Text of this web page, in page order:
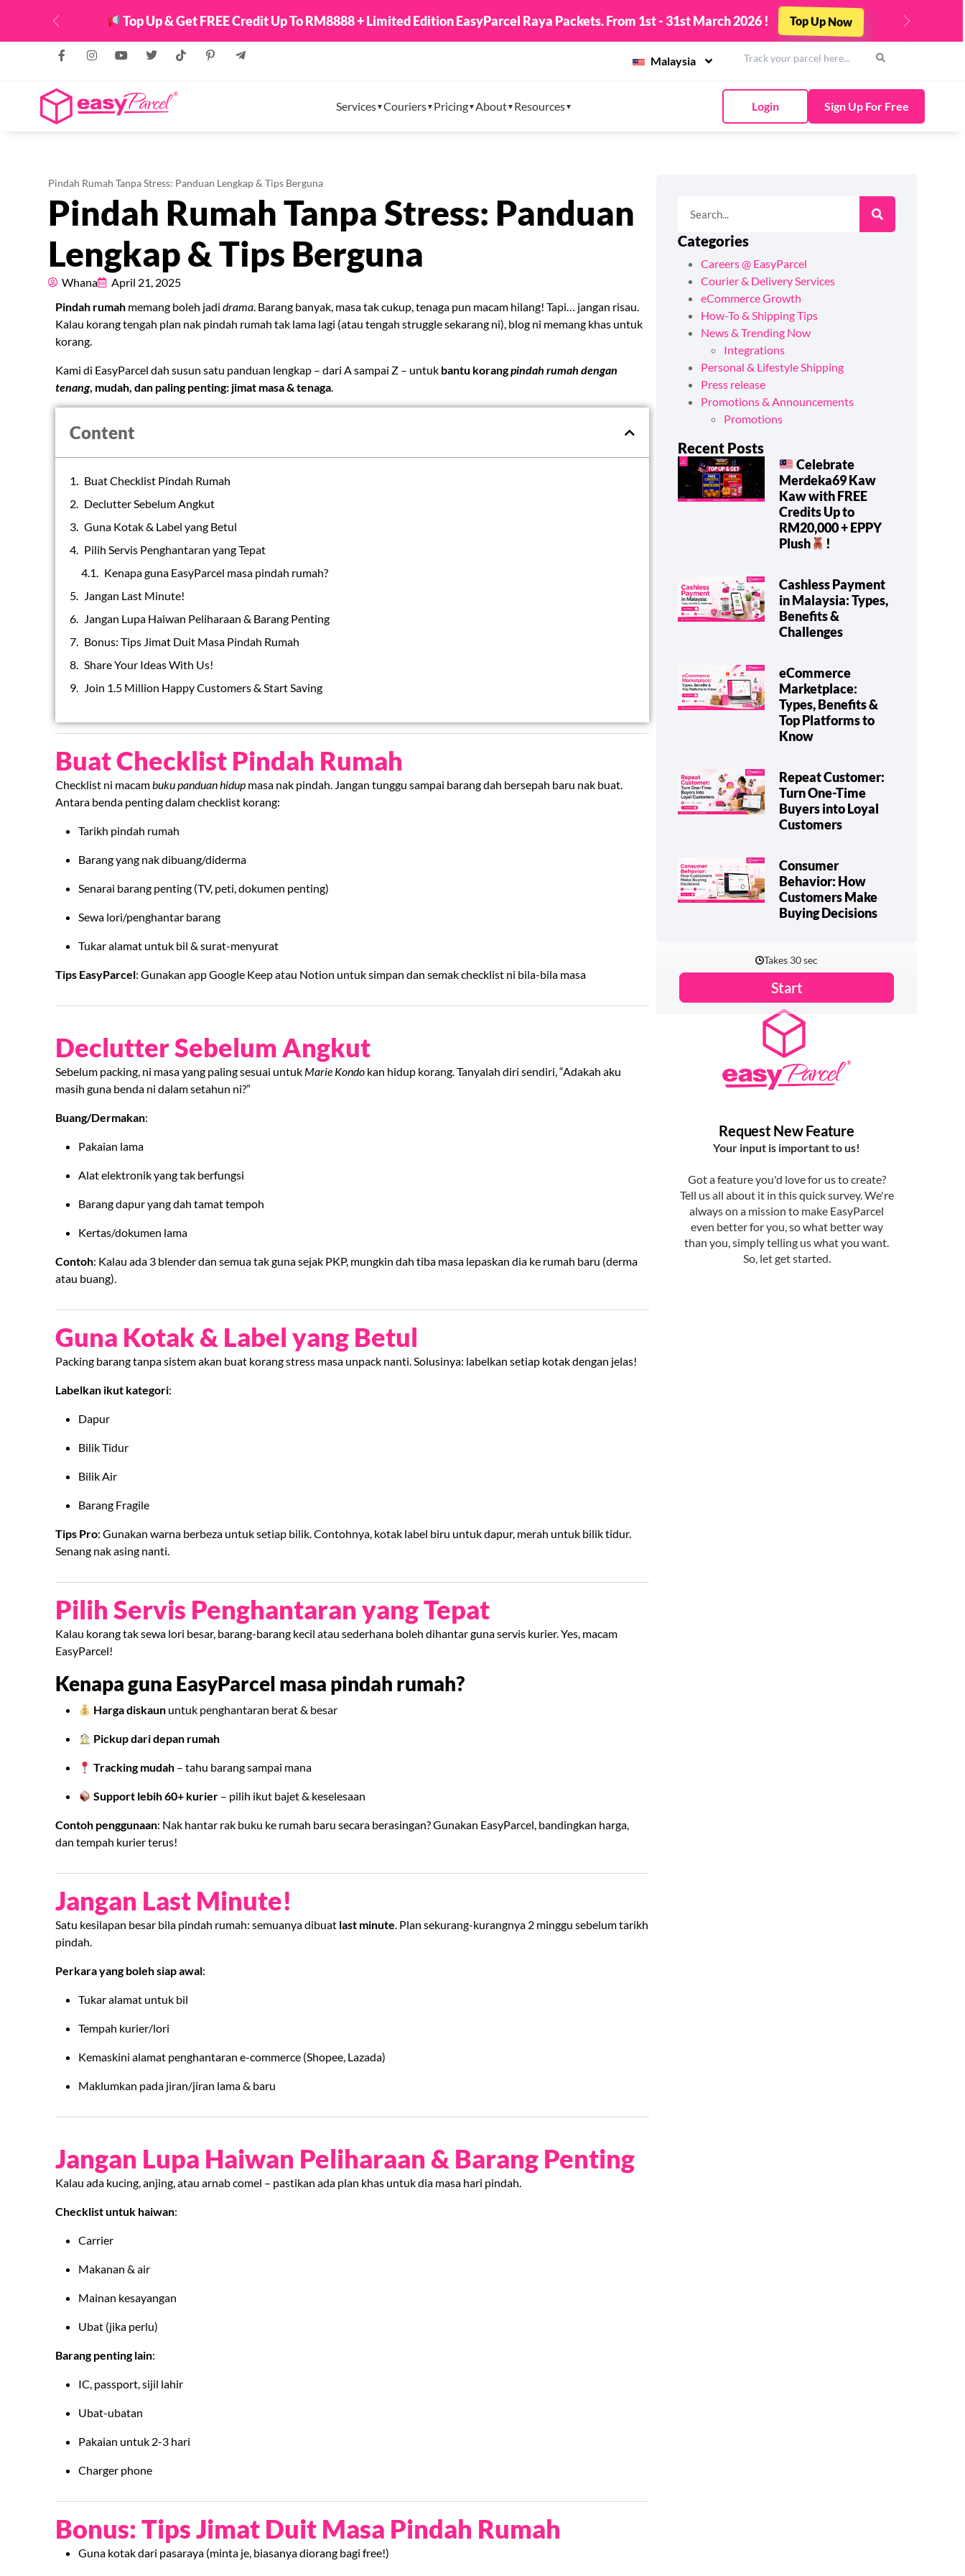
Top Up & Get FREE Credit Up To RM8888 + Limited Edition EasyParcel Raya Packets. From 1st - 31st March 2026 ! Top Up Now
Previous Next
Malaysia
Services Couriers Pricing About Resources Login Sign Up For Free
Pindah Rumah Tanpa Stress: Panduan Lengkap & Tips Berguna
Pindah Rumah Tanpa Stress: Panduan
Lengkap & Tips Berguna
Whana
April 21, 2025
Pindah rumah memang boleh jadidrama. Barang banyak, masa tak cukup, tenaga pun macam hilang! Tapi… jangan risau.
Kalau korang tengah plan nak pindah rumah tak lama lagi (atau tengah struggle sekarang ni), blog ni memang khas untuk
korang.
Kami di EasyParcel dah susun satu panduan lengkap – dari A sampai Z – untuk bantu korangpindah rumah dengan
tenang, mudah, dan paling penting: jimat masa & tenaga.
Content
Buat Checklist Pindah Rumah
Declutter Sebelum Angkut
Guna Kotak & Label yang Betul
Pilih Servis Penghantaran yang Tepat
Kenapa guna EasyParcel masa pindah rumah?
Jangan Last Minute!
Jangan Lupa Haiwan Peliharaan & Barang Penting
Bonus: Tips Jimat Duit Masa Pindah Rumah
Share Your Ideas With Us!
Join 1.5 Million Happy Customers & Start Saving
Buat Checklist Pindah Rumah
Checklist ni macambuku panduan hidup masa nak pindah. Jangan tunggu sampai barang dah bersepah baru nak buat.
Antara benda penting dalam checklist korang:
Tarikh pindah rumah
Barang yang nak dibuang/diderma
Senarai barang penting (TV, peti, dokumen penting)
Sewa lori/penghantar barang
Tukar alamat untuk bil & surat-menyurat
Tips EasyParcel: Gunakan app Google Keep atau Notion untuk simpan dan semak checklist ni bila-bila masa
Declutter Sebelum Angkut
Sebelum packing, ni masa yang paling sesuai untuk Marie Kondo kan hidup korang. Tanyalah diri sendiri, “Adakah aku
masih guna benda ni dalam setahun ni?”
Buang/Dermakan:
Pakaian lama
Alat elektronik yang tak berfungsi
Barang dapur yang dah tamat tempoh
Kertas/dokumen lama
Contoh: Kalau ada 3 blender dan semua tak guna sejak PKP, mungkin dah tiba masa lepaskan dia ke rumah baru (derma
atau buang).
Guna Kotak & Label yang Betul
Packing barang tanpa sistem akan buat korang stress masa unpack nanti. Solusinya: labelkan setiap kotak dengan jelas!
Labelkan ikut kategori:
Dapur
Bilik Tidur
Bilik Air
Barang Fragile
Tips Pro: Gunakan warna berbeza untuk setiap bilik. Contohnya, kotak label biru untuk dapur, merah untuk bilik tidur.
Senang nak asing nanti.
Pilih Servis Penghantaran yang Tepat
Kalau korang tak sewa lori besar, barang-barang kecil atau sederhana boleh dihantar guna servis kurier. Yes, macam
EasyParcel!
Kenapa guna EasyParcel masa pindah rumah?
Harga diskaun untuk penghantaran berat & besar
Pickup dari depan rumah
Tracking mudah – tahu barang sampai mana
Support lebih 60+ kurier – pilih ikut bajet & keselesaan
Contoh penggunaan: Nak hantar rak buku ke rumah baru secara berasingan? Gunakan EasyParcel, bandingkan harga,
dan tempah kurier terus!
Jangan Last Minute!
Satu kesilapan besar bila pindah rumah: semuanya dibuat last minute. Plan sekurang-kurangnya 2 minggu sebelum tarikh
pindah.
Perkara yang boleh siap awal:
Tukar alamat untuk bil
Tempah kurier/lori
Kemaskini alamat penghantaran e-commerce (Shopee, Lazada)
Maklumkan pada jiran/jiran lama & baru
Jangan Lupa Haiwan Peliharaan & Barang Penting
Kalau ada kucing, anjing, atau arnab comel – pastikan ada plan khas untuk dia masa hari pindah.
Checklist untuk haiwan:
Carrier
Makanan & air
Mainan kesayangan
Ubat (jika perlu)
Barang penting lain:
IC, passport, sijil lahir
Ubat-ubatan
Pakaian untuk 2-3 hari
Charger phone
Bonus: Tips Jimat Duit Masa Pindah Rumah
Guna kotak dari pasaraya (minta je, biasanya diorang bagi free!)
Categories
Careers @ EasyParcel
Courier & Delivery Services
eCommerce Growth
How-To & Shipping Tips
News & Trending Now
Integrations
Personal & Lifestyle Shipping
Press release
Promotions & Announcements
Promotions
Recent Posts
Celebrate
Merdeka69 Kaw
Kaw with FREE
Credits Up to
RM20,000 + EPPY
Plush
!
Cashless Payment
in Malaysia: Types,
Benefits &
Challenges
eCommerce
Marketplace:
Types, Benefits &
Top Platforms to
Know
Repeat Customer:
Turn One-Time
Buyers into Loyal
Customers
Consumer
Behavior: How
Customers Make
Buying Decisions